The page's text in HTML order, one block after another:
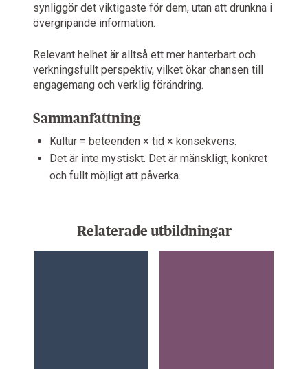
synliggör det viktigaste för dem, utan att drunkna i
övergripande information.
Relevant helhet är alltså ett mer hanterbart och
verkningsfullt perspektiv, vilket ökar chansen till
engagemang och verklig förändring.
Sammanfattning
Kultur = beteenden × tid × konsekvens.
Det är inte mystiskt. Det är mänskligt, konkret
och fullt möjligt att påverka.
Relaterade utbildningar